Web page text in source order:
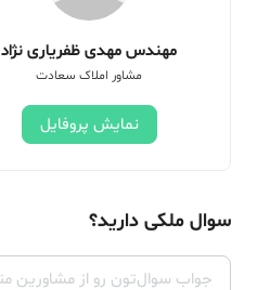
مهندس مهدی ظفریاری نژاد
مشاور املاک سعادت
نمایش پروفایل
سوال ملکی دارید؟